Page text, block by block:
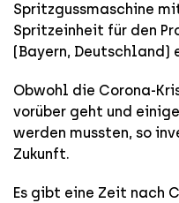
Spritzgussmaschine
Spritzeinheit für den
(Bayern, Deutschland)
Obwohl die Corona-
vorüber geht und
werden mussten, so
Zukunft.
Es gibt eine Zeit nach